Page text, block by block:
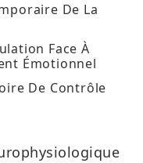
De La
Face À
Émotionnel
De Contrôle